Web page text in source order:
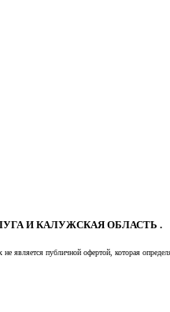
И КАЛУЖСКАЯ ОБЛАСТЬ .
является публичной офертой, которая